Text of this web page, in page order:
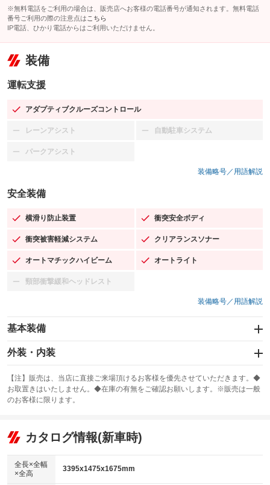
※無料電話をご利用の場合は、販売店へお客様の電話番号が通知されます。無料電話
番号ご利用の際の注意点は こちら
IP電話、ひかり電話からはご利用いただけません。
装備
運転支援
アダプティブクルーズコントロール
：装備あり
レーンアシスト
：装備なし 自動駐車システム
：装備なし
パークアシスト
：装備なし
装備略号／用語解説
安全装備
横滑り防止装置
：装備あり 衝突安全ボディ
：装備あり
衝突被害軽減システム
：装備あり クリアランスソナー
：装備あり
オートマチックハイビーム
：装備あり オートライト
：装備あり
頸部衝撃緩和ヘッドレスト
：装備なし
装備略号／用語解説
基本装備
エアバッグ：運転席/助手席/サイド
：装備あり
：装備あり
サンルーフ
：装備なし ABS
リフトアップ
：装備なし
：装備なし
パワーウィンドウ
外装・内装
カーナビ
：装備なし
TV：ワンセグ
：装備あり
ビジュアル
：装備なし
：装備なし
革シート
【注】販売は、当店に直接ご来場頂けるお客様を優先させていただきます。◆
お取置きはいたしません。◆在庫の有無をご確認お願いします。※販売は一般
のお客様に限ります。
カタログ情報(新車時)
全長×全幅
×全高
3395x1475x1675mm